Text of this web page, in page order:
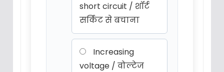
short circuit / शॉर्ट
सर्किट से बचाना
Increasing
voltage / वोल्टेज